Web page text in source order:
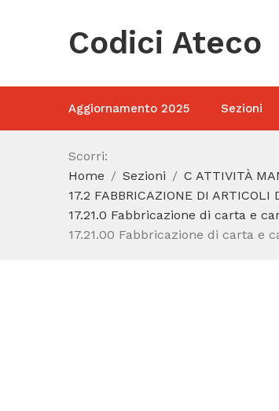
Codici Ateco
Aggiornamento 2025 Sezioni
Scorri:
Home
Sezioni C ATTIVITÀ
17.2 FABBRICAZIONE DI ARTICOLI
17.21.0 Fabbricazione di carta e
17.21.00 Fabbricazione di carta